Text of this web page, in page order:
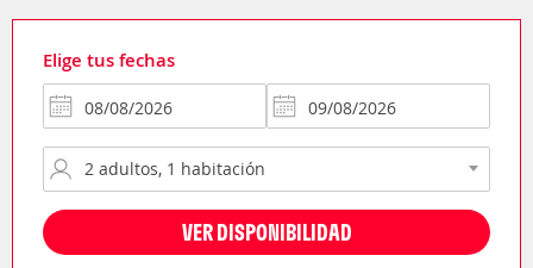
Elige tus fechas
VER DISPONIBILIDAD